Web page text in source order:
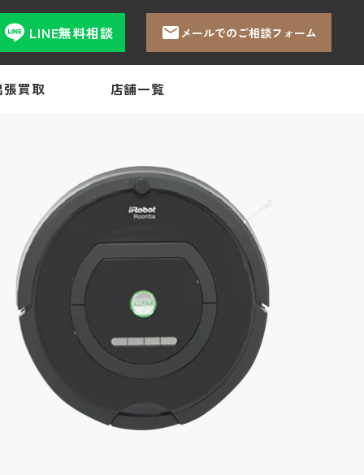
LINE無料相談 メールでのご相談フォーム
張買取 店舗一覧